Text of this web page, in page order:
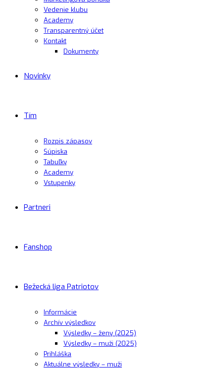
Vedenie klubu
Academy
Transparentný účet
Kontakt
Dokumenty
Novinky
Tím
Rozpis zápasov
Súpiska
Tabuľky
Academy
Vstupenky
Partneri
Fanshop
Bežecká liga Patriotov
Informácie
Archív výsledkov
Výsledky – ženy (2025)
Výsledky – muži (2025)
Prihláška
Aktuálne výsledky – muži